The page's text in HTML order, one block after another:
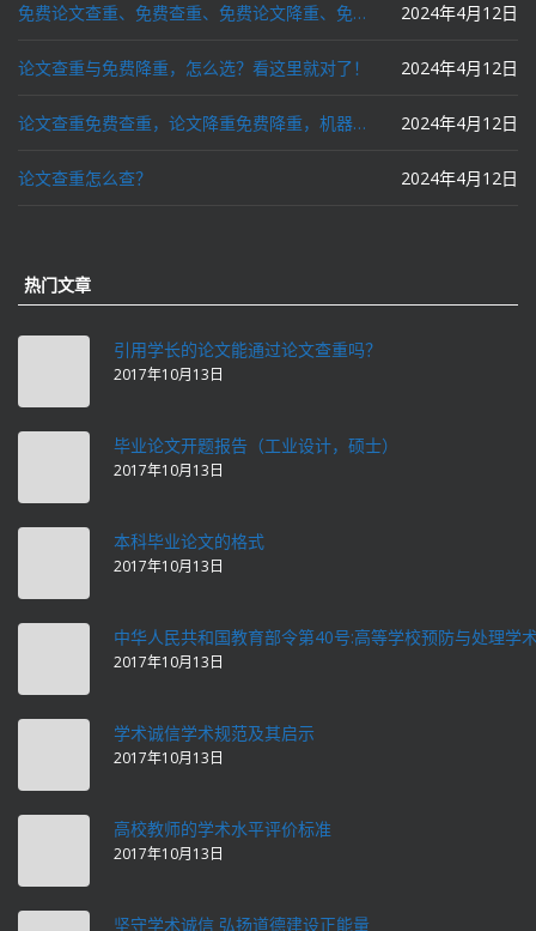
免费论文查重、免费查重、免费论文降重、免费降重、智能降重、一键降重、降低AIGC写作率、AI写论文，这些名词你了解吗？ 2024年4月12日
论文查重与免费降重，怎么选？看这里就对了！ 2024年4月12日
论文查重免费查重，论文降重免费降重，机器降重，人工降重，降低AIGC写作率，ai写论文，都要选论文狗和paperdog以及文思慧达！ 2024年4月12日
论文查重怎么查？ 2024年4月12日
热门文章
引用学长的论文能通过论文查重吗？
2017年10月13日
毕业论文开题报告（工业设计，硕士）
2017年10月13日
本科毕业论文的格式
2017年10月13日
中华人民共和国教育部令第40号:高等学校预防与处理学
2017年10月13日
学术诚信学术规范及其启示
2017年10月13日
高校教师的学术水平评价标准
2017年10月13日
坚守学术诚信 弘扬道德建设正能量